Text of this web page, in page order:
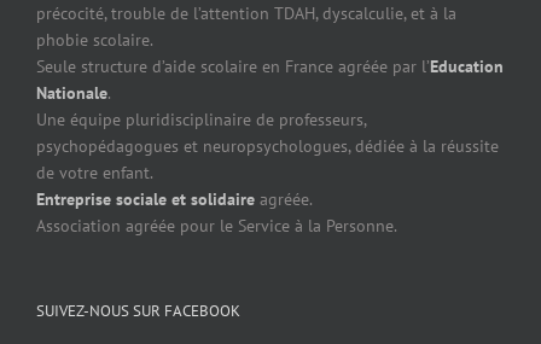
précocité, trouble de l’attention TDAH, dyscalculie, et à la
phobie scolaire.
Seule structure d’aide scolaire en France agréée par l’Education
Nationale.
Une équipe pluridisciplinaire de professeurs,
psychopédagogues et neuropsychologues, dédiée à la réussite
de votre enfant.
Entreprise sociale et solidaire agréée.
Association agréée pour le Service à la Personne.
SUIVEZ-NOUS SUR FACEBOOK